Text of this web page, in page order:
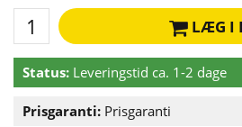
LÆG I
Status: Leveringstid ca. 1-2 dage
Prisgaranti: Prisgaranti